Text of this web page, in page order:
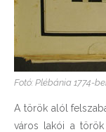
Fotó: Plébánia 1774-
A török alól
város lakói a